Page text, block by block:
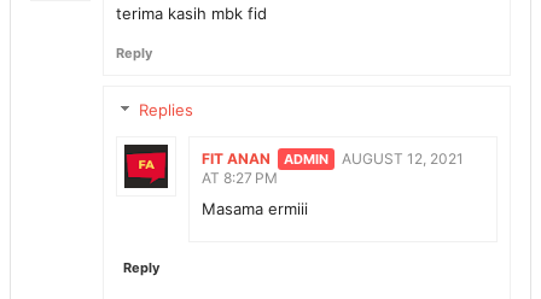
terima kasih mbk fid
Reply
Replies
FIT ANAN
AUGUST 12, 2021
AT 8:27 PM
Masama ermiii
Reply